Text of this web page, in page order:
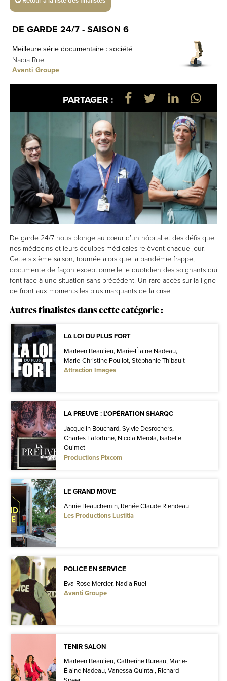
DE GARDE 24/7 - SAISON 6
Meilleure série documentaire : société
Nadia Ruel
Avanti Groupe
PARTAGER :
De garde 24/7 nous plonge au cœur d’un hôpital et des défis que
nos médecins et leurs équipes médicales relèvent chaque jour.
Cette sixième saison, tournée alors que la pandémie frappe,
documente de façon exceptionnelle le quotidien des soignants qui
font face à une situation sans précédent. Un rare accès sur la ligne
de front aux moments les plus marquants de la crise.
Autres finalistes dans cette catégorie :
LA LOI DU PLUS FORT
Marleen Beaulieu, Marie-Élaine Nadeau,
Marie-Christine Pouliot, Stéphanie Thibault
Attraction Images
LA PREUVE : L'OPÉRATION SHARQC
Jacquelin Bouchard, Sylvie Desrochers,
Charles Lafortune, Nicola Merola, Isabelle
Ouimet
Productions Pixcom
LE GRAND MOVE
Annie Beauchemin, Renée Claude Riendeau
Les Productions Lustitia
POLICE EN SERVICE
Eva-Rose Mercier, Nadia Ruel
Avanti Groupe
TENIR SALON
Marleen Beaulieu, Catherine Bureau, Marie-
Élaine Nadeau, Vanessa Quintal, Richard